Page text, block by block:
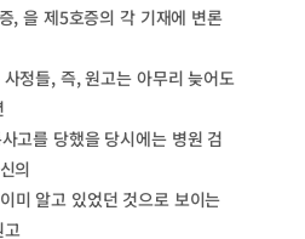
, 을 제5호증의 각 기재에 변론
정들, 즉, 원고는 아무리 늦어도
고를 당했을 당시에는 병원 검
의
미 알고 있었던 것으로 보이는
고